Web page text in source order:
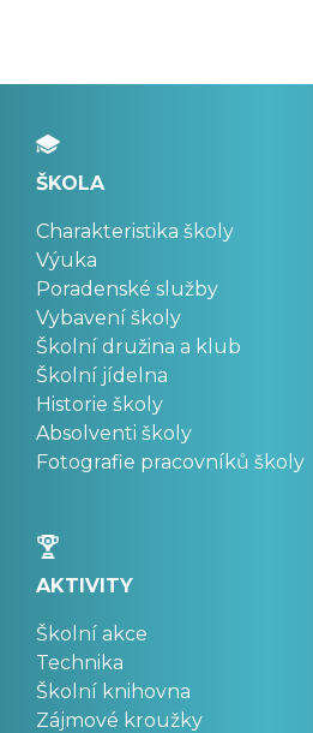
ŠKOLA
Charakteristika školy
Výuka
Poradenské služby
Vybavení školy
Školní družina a klub
Školní jídelna
Historie školy
Absolventi školy
Fotografie pracovníků školy
AKTIVITY
Školní akce
Technika
Školní knihovna
Zájmové kroužky